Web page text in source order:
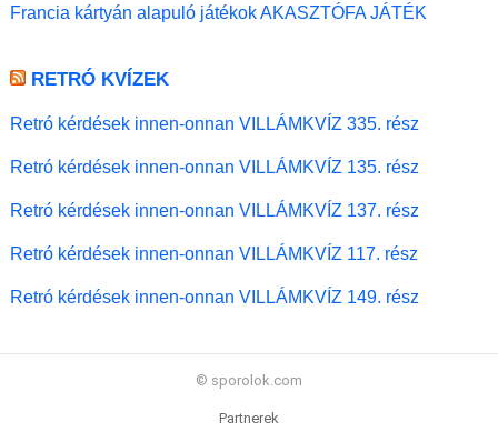
Francia kártyán alapuló játékok AKASZTÓFA JÁTÉK
RETRÓ KVÍZEK
Retró kérdések innen-onnan VILLÁMKVÍZ 335. rész
Retró kérdések innen-onnan VILLÁMKVÍZ 135. rész
Retró kérdések innen-onnan VILLÁMKVÍZ 137. rész
Retró kérdések innen-onnan VILLÁMKVÍZ 117. rész
Retró kérdések innen-onnan VILLÁMKVÍZ 149. rész
© sporolok.com
Partnerek